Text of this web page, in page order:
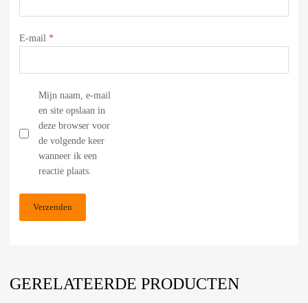
E-mail *
Mijn naam, e-mail
en site opslaan in
deze browser voor
de volgende keer
wanneer ik een
reactie plaats.
GERELATEERDE PRODUCTEN